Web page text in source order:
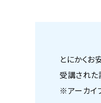
とにかくお
受講された
※アーカイ